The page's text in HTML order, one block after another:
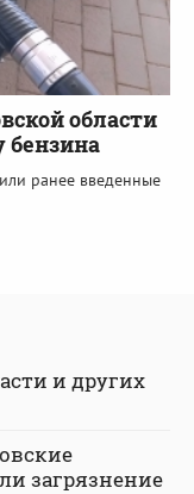
области
ранее введенные
и других
загрязнение